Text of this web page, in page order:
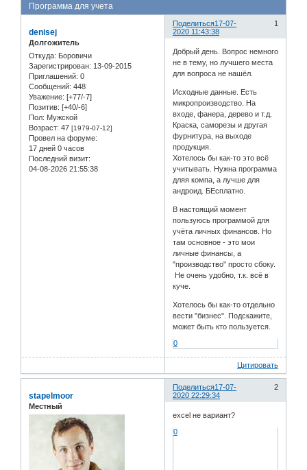
Программа для учета
Поделиться 1
17-07-
2020 11:43:38
denisej
Долгожитель
Откуда: Боровичи
Зарегистрирован: 13-09-2015
Приглашений: 0
Сообщений: 448
Уважение: [+77/-7]
Позитив: [+40/-6]
Пол: Мужской
Возраст: 47 [1979-07-12]
Провел на форуме:
17 дней 0 часов
Последний визит:
04-08-2026 21:55:38
Добрый день. Вопрос немного
не в тему, но лучшего места
для вопроса не нашёл.
Исходные данные. Есть
микропроизводство. На
входе, фанера, дерево и т.д.
Краска, саморезы и другая
фурнитура, на выходе
продукция.
Хотелось бы как-то это всё
учитывать. Нужна программа
дляя компа, а лучше для
андроид. БЕсплатно.
В настоящий момент
пользуюсь программой для
учёта личных финансов. Но
там основное - это мои
личные финансы, а
"производство" просто сбоку.
Не очень удобно, т.к. всё в
куче.
Хотелось бы как-то отдельно
вести "бизнес". Подскажите,
может быть кто пользуется.
0
Цитировать
Поделиться 2
17-07-
2020 22:29:34
stapelmoor
Местный
excel не вариант?
0